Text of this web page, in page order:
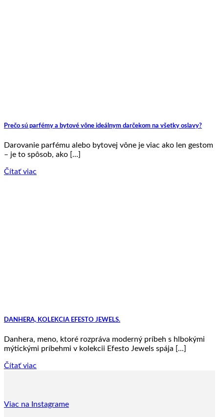
Prečo sú parfémy a bytové vône ideálnym darčekom na všetky oslavy?
Darovanie parfému alebo bytovej vône je viac ako len gestom
– je to spôsob, ako [...]
Čítať viac
DANHERA, KOLEKCIA EFESTO JEWELS.
Danhera, meno, ktoré rozpráva moderný príbeh s hlbokými
mýtickými príbehmi v kolekcii Efesto Jewels spája [...]
Čítať viac
Viac na Instagrame